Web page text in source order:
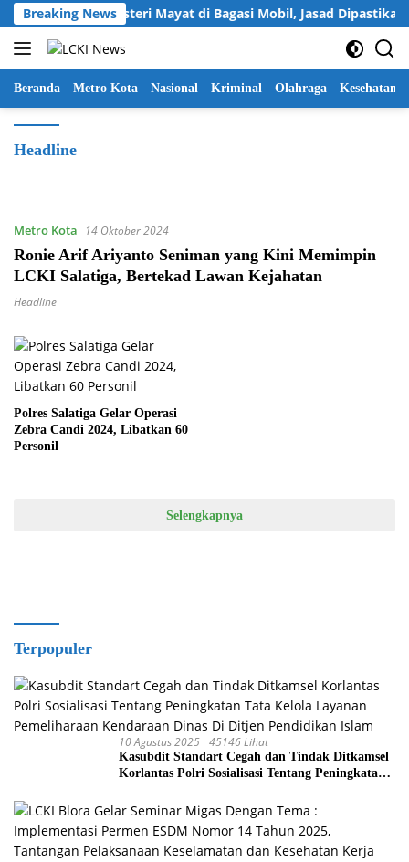
Langsung
ke
konten
Breaking News
NEWS: Misteri Mayat di Bagasi Mobil, Jasad Dipastikan
Beranda Metro Kota Nasional Kriminal Olahraga Kesehatan
Headline
Metro Kota 14 Oktober 2024
Ronie Arif Ariyanto Seniman yang Kini Memimpin
LCKI Salatiga, Bertekad Lawan Kejahatan
Headline
Polres Salatiga Gelar Operasi
Zebra Candi 2024, Libatkan 60
Personil
Selengkapnya
Terpopuler
10 Agustus 2025 45146 Lihat
Kasubdit Standart Cegah dan Tindak Ditkamsel
Korlantas Polri Sosialisasi Tentang Peningkatan
Dinas Di Ditjen Pendidikan Islam